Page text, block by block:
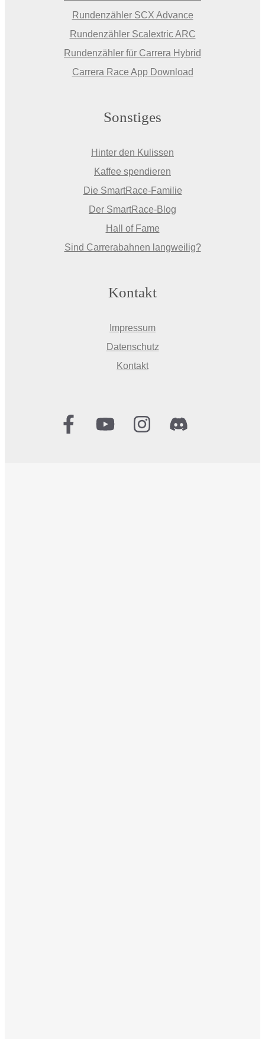
Rundenzähler SCX Advance
Rundenzähler Scalextric ARC
Rundenzähler für Carrera Hybrid
Carrera Race App Download
Sonstiges
Hinter den Kulissen
Kaffee spendieren
Die SmartRace-Familie
Der SmartRace-Blog
Hall of Fame
Sind Carrerabahnen langweilig?
Kontakt
Impressum
Datenschutz
Kontakt